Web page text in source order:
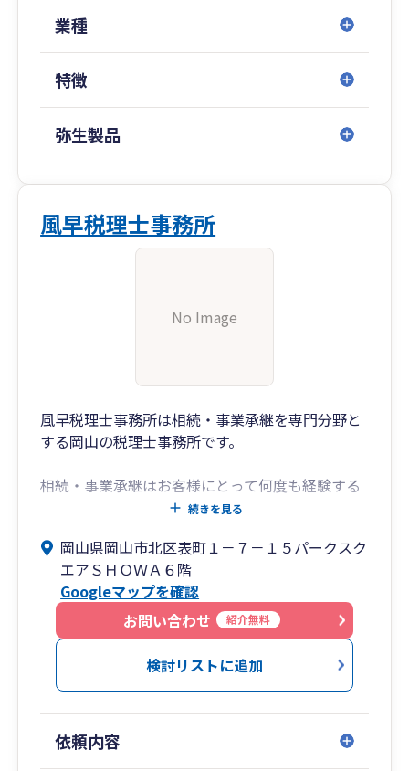
業種
特徴
弥生製品
風早税理士事務所
No Image
風早税理士事務所は相続・事業承継を専門分野と
する岡山の税理士事務所です。
相続・事業承継はお客様にとって何度も経験する
ことではありません。お客様の立場で、わかりや
対して解決のサポートをしたいと考えています。
お客様の想いを形にし、円満な相続・事業承継を
目指して、親切・丁寧なサービスの提供をお約束
します。
続きを見る
岡山県岡山市北区表町１－７－１５パークスク
エアＳＨＯＷＡ６階
Googleマップを確認
お問い合わせ
紹介無料
検討リストに追加
依頼内容